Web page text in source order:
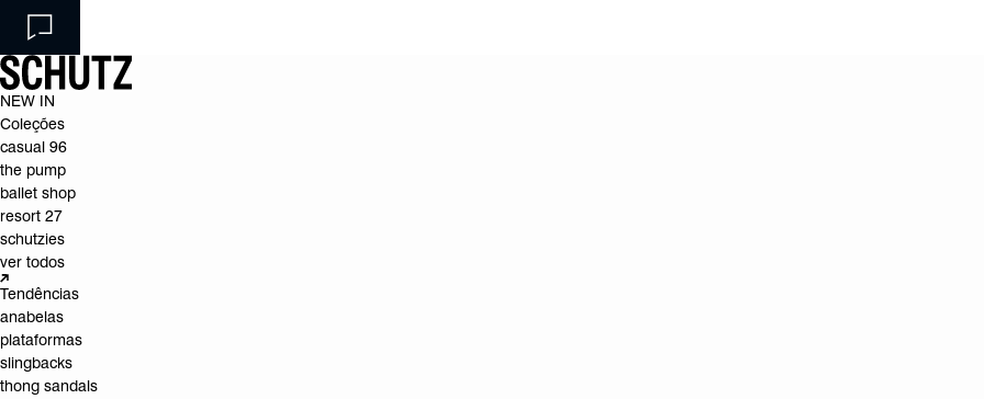
NEW IN
Coleções
casual 96
the pump
ballet shop
resort 27
schutzies
ver todos
Tendências
anabelas
plataformas
slingbacks
thong sandals